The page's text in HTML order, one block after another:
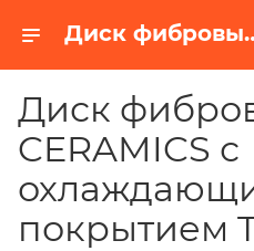
Диск фибровый SF10 CERAMICS с
Диск
CERAMICS с
покрытием